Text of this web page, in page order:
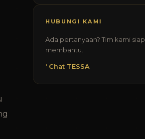
HUBUNGI KAMI
Ada pertanyaan? Tim kami siap
membantu.
' Chat TESSA